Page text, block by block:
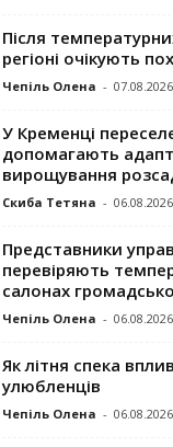
Після
регіоні очікують
Чепіль Олена - 07.08.2026
У Кременці
допомагають
вирощування
Скиба Тетяна - 06.08.2026
Представники
перевіряють
салонах
Чепіль Олена - 06.08.2026
Як літня спека
улюбленців
Чепіль Олена - 06.08.2026